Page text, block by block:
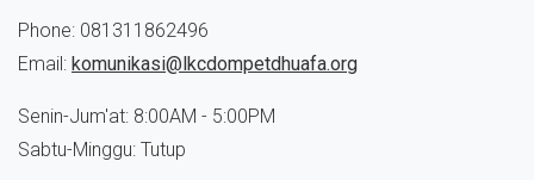
Phone: 081311862496
Email: komunikasi@lkcdompetdhuafa.org
Senin-Jum'at: 8:00AM - 5:00PM
Sabtu-Minggu: Tutup